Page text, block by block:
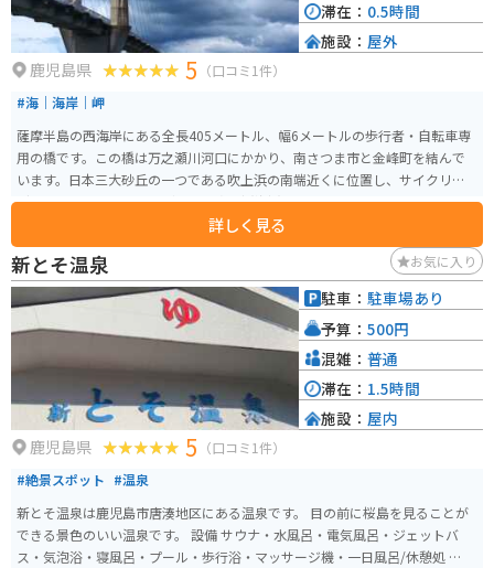
鹿児島県 5 （口コミ1件）
#海｜海岸｜岬
薩摩半島の西海岸にある全長405メートル、幅6メートルの歩行者・自転車専
用の橋です。この橋は万之瀬川河口にかかり、南さつま市と金峰町を結んで
います。日本三大砂丘の一つである吹上浜の南端近くに位置し、サイクリン
グロードやキャンプ場などのある吹上浜海浜公園のシンボルとなっていま
シオマネキ、ハンミョウ、貝など干潟とその周辺に生息する多種多様な生物
を観察することができます。また、東シナ海に沈む夕日に照らされた橋のシ
ルエットは美しく、特に夕暮れ時には素晴らしいロケーションが広がりま
す。 サイクリングロードの中でも特に絶好のビューポイントとされ、銀色の
シルエットでそびえ立つ橋はその名の通り夕日に映え、訪れる人々を魅了し
ています。
詳しく見る
滞在： 0.5時間
施設： 屋外
新とそ温泉 お気に入り
鹿児島県 5 （口コミ1件）
#絶景スポット #温泉
新とそ温泉は鹿児島市唐湊地区にある温泉です。 目の前に桜島を見ることが
できる景色のいい温泉です。 設備 サウナ・水風呂・電気風呂・ジェットバ
ス・気泡浴・寝風呂・プール・歩行浴・マッサージ機・一日風呂/休憩処 駐車
駐車： 駐車場あり
予算： 500円
混雑： 普通
滞在： 1.5時間
施設： 屋内